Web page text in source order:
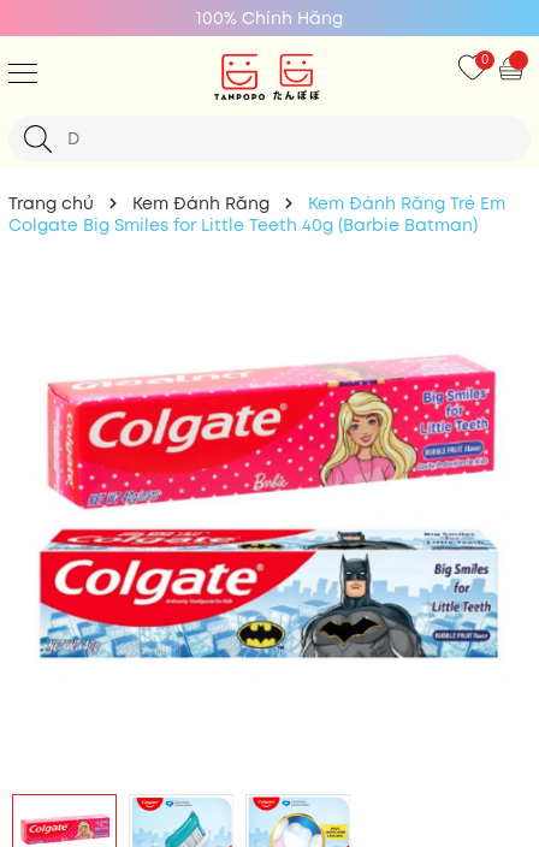
100% Chính Hãng
0
Trang chủ Kem Đánh Răng
Kem Đánh Răng Trẻ Em
Colgate Big Smiles for Little Teeth 40g (Barbie Batman)